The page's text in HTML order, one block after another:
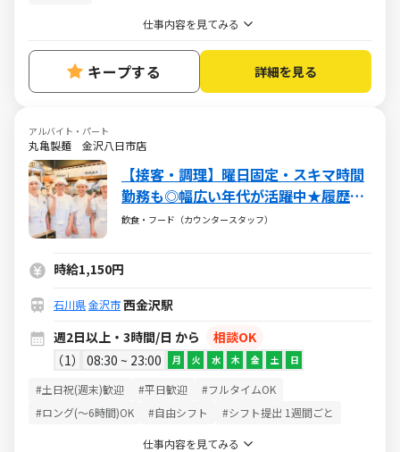
仕事内容を見てみる
キープする 詳細を見る
アルバイト・パート
丸亀製麺 金沢八日市店
【接客・調理】曜日固定・スキマ時間
勤務も◎幅広い年代が活躍中★履歴書
不要！まかない有♪
飲食・フード（カウンタースタッフ）
時給1,150円
石川県金沢市西金沢駅
週2日以上・3時間/日 から
相談OK
1
08:30 ~ 23:00 月 火 水 木 金 土 日
#土日祝(週末)歓迎 #平日歓迎
#フルタイムOK
#ロング(～6時間)OK
#自由シフト #シフト提出 1週間ごと
仕事内容を見てみる